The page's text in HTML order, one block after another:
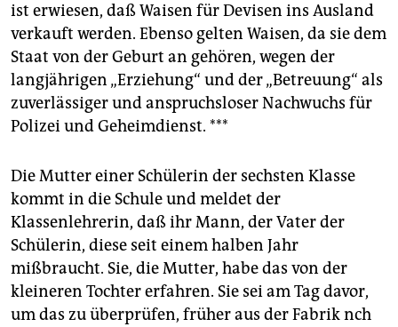
ist erwiesen, daß Waisen für Devisen ins Ausland
verkauft werden. Ebenso gelten Waisen, da sie dem
Staat von der Geburt an gehören, wegen der
langjährigen „Erziehung“ und der „Betreuung“ als
zuverlässiger und anspruchsloser Nachwuchs für
Polizei und Geheimdienst. ***
Die Mutter einer Schülerin der sechsten Klasse
kommt in die Schule und meldet der
Klassenlehrerin, daß ihr Mann, der Vater der
Schülerin, diese seit einem halben Jahr
mißbraucht. Sie, die Mutter, habe das von der
kleineren Tochter erfahren. Sie sei am Tag davor,
um das zu überprüfen, früher aus der Fabrik nch